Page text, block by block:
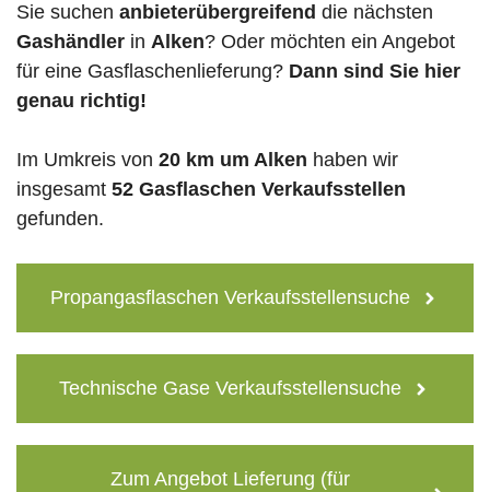
Sie suchen anbieterübergreifend die nächsten
Gashändler in Alken? Oder möchten ein Angebot
für eine Gasflaschenlieferung? Dann sind Sie hier
genau richtig!
Im Umkreis von 20 km um Alken haben wir
insgesamt 52 Gasflaschen Verkaufsstellen
gefunden.
Propangasflaschen Verkaufsstellensuche
Technische Gase Verkaufsstellensuche
Zum Angebot Lieferung (für